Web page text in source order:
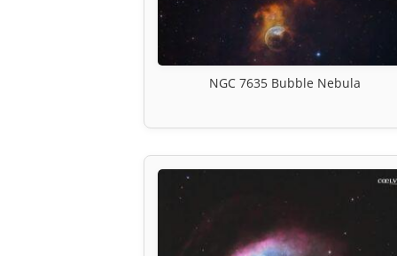
NGC 7635 Bubble Nebula